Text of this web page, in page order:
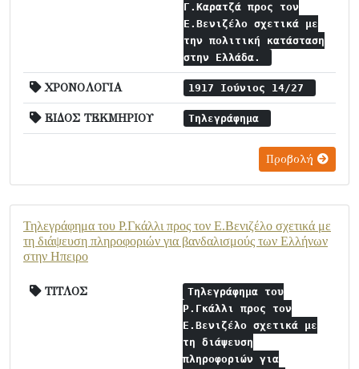
Γ.Καρατζά προς τον
Ε.Βενιζέλο σχετικά με
την πολιτική κατάσταση
στην Ελλάδα.
ΧΡΟΝΟΛΟΓΙΑ 1917 Ιούνιος 14/27
ΕΙΔΟΣ ΤΕΚΜΗΡΙΟΥ Τηλεγράφημα
Προβολή
Τηλεγράφημα του Ρ.Γκάλλι προς τον Ε.Βενιζέλο σχετικά με
τη διάψευση πληροφοριών για βανδαλισμούς των Ελλήνων
στην Ηπειρο
ΤΙΤΛΟΣ
Τηλεγράφημα του
Ρ.Γκάλλι προς τον
Ε.Βενιζέλο σχετικά με
τη διάψευση
πληροφοριών για